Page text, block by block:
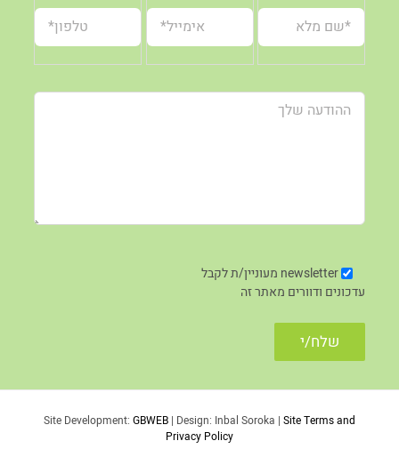
newsletter מעוניין/ת לקבל
עדכונים ודוורים מאתר זה
Site Development: GBWEB | Design: Inbal Soroka | Site Terms and
Privacy Policy